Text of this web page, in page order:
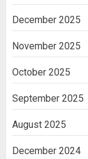
December 2025
November 2025
October 2025
September 2025
August 2025
December 2024